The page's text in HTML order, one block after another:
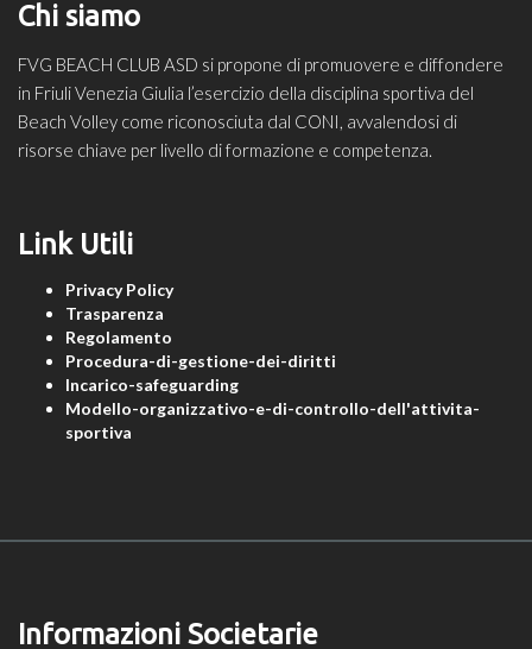
Chi siamo
FVG BEACH CLUB ASD si propone di promuovere e diffondere
in Friuli Venezia Giulia l’esercizio della disciplina sportiva del
Beach Volley come riconosciuta dal CONI, avvalendosi di
risorse chiave per livello di formazione e competenza.
Link Utili
Privacy Policy
Trasparenza
Regolamento
Procedura-di-gestione-dei-diritti
Incarico-safeguarding
Modello-organizzativo-e-di-controllo-dell'attivita-
sportiva
Informazioni Societarie